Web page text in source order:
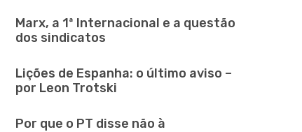
Marx, a 1ª Internacional e a questão
dos sindicatos
Lições de Espanha: o último aviso –
por Leon Trotski
Por que o PT disse não à